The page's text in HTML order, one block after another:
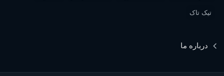
تیک تاک
درباره ما